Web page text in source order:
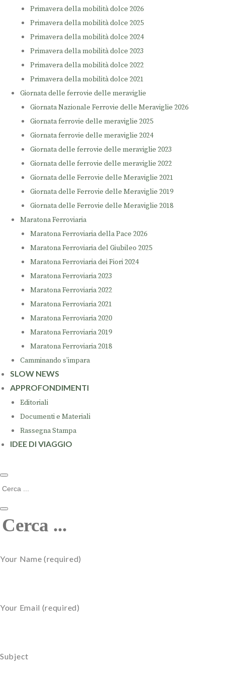
Primavera della mobilità dolce 2026
Primavera della mobilità dolce 2025
Primavera della mobilità dolce 2024
Primavera della mobilità dolce 2023
Primavera della mobilità dolce 2022
Primavera della mobilità dolce 2021
Giornata delle ferrovie delle meraviglie
Giornata Nazionale Ferrovie delle Meraviglie 2026
Giornata ferrovie delle meraviglie 2025
Giornata ferrovie delle meraviglie 2024
Giornata delle ferrovie delle meraviglie 2023
Giornata delle ferrovie delle meraviglie 2022
Giornata delle Ferrovie delle Meraviglie 2021
Giornata delle Ferrovie delle Meraviglie 2019
Giornata delle Ferrovie delle Meraviglie 2018
Maratona Ferroviaria
Maratona Ferroviaria della Pace 2026
Maratona Ferroviaria del Giubileo 2025
Maratona Ferroviaria dei Fiori 2024
Maratona Ferroviaria 2023
Maratona Ferroviaria 2022
Maratona Ferroviaria 2021
Maratona Ferroviaria 2020
Maratona Ferroviaria 2019
Maratona Ferroviaria 2018
Camminando s’impara
SLOW NEWS
APPROFONDIMENTI
Editoriali
Documenti e Materiali
Rassegna Stampa
IDEE DI VIAGGIO
Your Name (required)
Your Email (required)
Subject